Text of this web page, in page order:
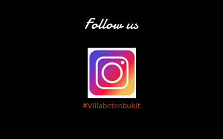
Follow us
#Villabetenbukit